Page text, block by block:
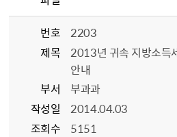
번호
2203
제목
2013년 귀속 지방소득
안내
부서
부과과
작성일
2014.04.03
조회수
5151